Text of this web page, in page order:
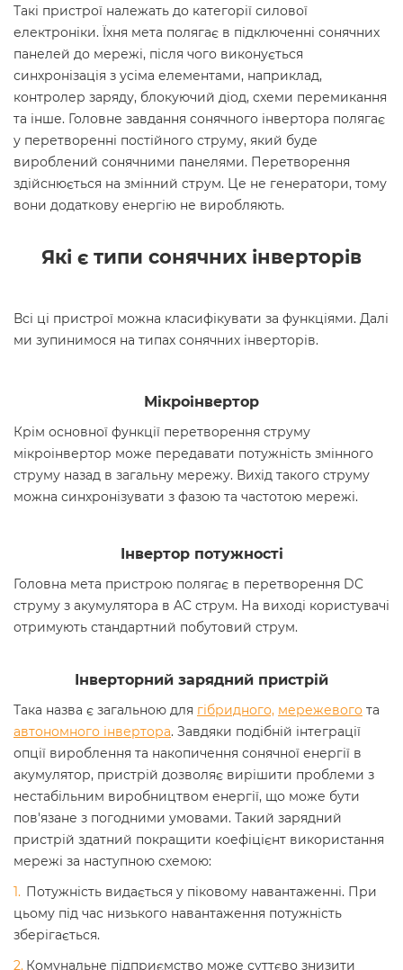
Такі пристрої належать до категорії силової
електроніки. Їхня мета полягає в підключенні сонячних
панелей до мережі, після чого виконується
синхронізація з усіма елементами, наприклад,
контролер заряду, блокуючий діод, схеми перемикання
та інше. Головне завдання сонячного інвертора полягає
у перетворенні постійного струму, який буде
вироблений сонячними панелями. Перетворення
здійснюється на змінний струм. Це не генератори, тому
вони додаткову енергію не виробляють.
Які є типи сонячних інверторів
Всі ці пристрої можна класифікувати за функціями. Далі
ми зупинимося на типах сонячних інверторів.
Мікроінвертор
Крім основної функції перетворення струму
мікроінвертор може передавати потужність змінного
струму назад в загальну мережу. Вихід такого струму
можна синхронізувати з фазою та частотою мережі.
Інвертор потужності
Головна мета пристрою полягає в перетворення DC
струму з акумулятора в AC струм. На виході користувачі
отримують стандартний побутовий струм.
Інверторний зарядний пристрій
Така назва є загальною для гібридного, мережевого та
автономного інвертора. Завдяки подібній інтеграції
опції вироблення та накопичення сонячної енергії в
акумулятор, пристрій дозволяє вирішити проблеми з
нестабільним виробництвом енергії, що може бути
пов'язане з погодними умовами. Такий зарядний
пристрій здатний покращити коефіцієнт використання
мережі за наступною схемою:
Потужність видається у піковому навантаженні. При
цьому під час низького навантаження потужність
зберігається.
Комунальне підприємство може суттєво знизити